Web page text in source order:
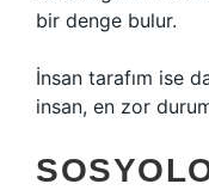
bir denge bulur.
İnsan tarafım ise
insan, en zor